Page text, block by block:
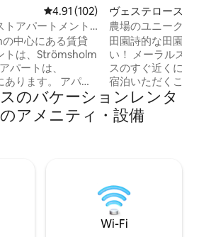
レビュー102件、5つ星中4.91つ
4.91 (102)
アパートメント
中心にある賃貸
トは、Strömsholm
パートは、
ります。 アパー
25平方メートルの
ッチンを備えた1
います。 シャワー
はクローゼットが2
2、TV 4付きテ
まれています。
ができます。
ヴェステロースの
アパート
農場のユニークな
田園詩的な田園風
い！ メーラルステーデン・ヴェステロー
スのすぐ近くに
宿泊いただくこと
たち姉妹のアン
緒にこの農場に
階にある専用ア
しむと同時に、ア
ショッピング、レ
近くにあります。 私たちの農場にご宿泊
いただき、ありが
のバケーションレンタ
アメニティ・設備
Wi-Fi